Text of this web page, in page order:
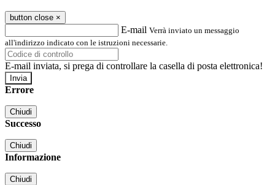
button close ×
E-mail Verrà inviato un messaggio
all'indirizzo indicato con le istruzioni necessarie.
E-mail inviata, si prega di controllare la casella di posta elettronica!
Errore
Chiudi
Successo
Chiudi
Informazione
Chiudi